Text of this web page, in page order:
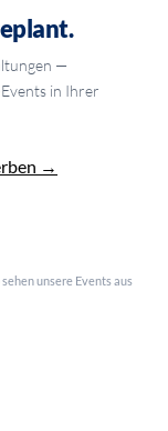
—
in Ihrer
→
sehen unsere Events aus